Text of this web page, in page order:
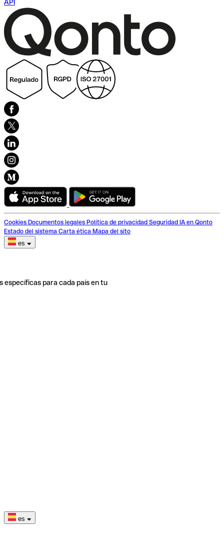
API
Cookies Documentos legales Política de privacidad Seguridad IA en Qonto
Estado del sistema Carta ética Mapa del sito
es
específicas para cada país en tu
es